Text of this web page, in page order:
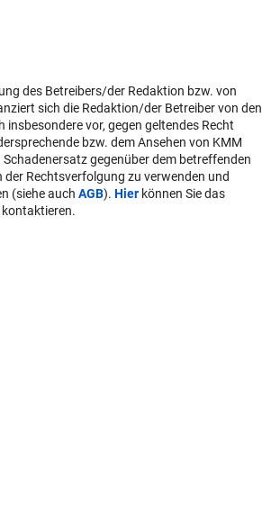
des Betreibers/der Redaktion bzw. von
sich die Redaktion/der Betreiber von den
vor, gegen geltendes Recht
bzw. dem Ansehen von KMM
gegenüber dem betreffenden
der Rechtsverfolgung zu verwenden und
(siehe auch AGB). Hier können Sie das
kontaktieren.